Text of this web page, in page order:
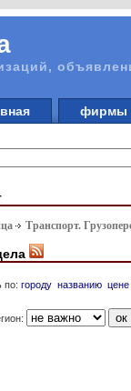
Транспорт.
по: городу названию цене